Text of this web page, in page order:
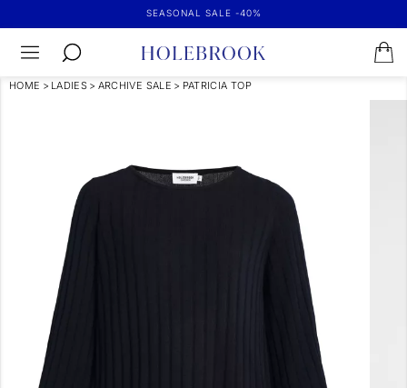
SEASONAL SALE -40%
HOME > LADIES > ARCHIVE SALE > PATRICIA TOP